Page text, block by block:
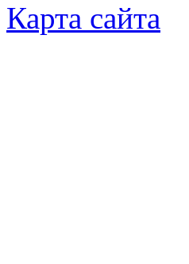
Карта сайта